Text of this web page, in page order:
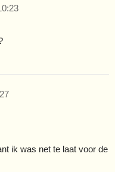
ik was net te laat voor de